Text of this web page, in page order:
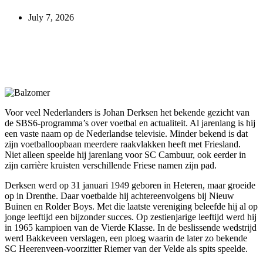
July 7, 2026
Voor veel Nederlanders is Johan Derksen het bekende gezicht van
de SBS6-programma’s over voetbal en actualiteit. Al jarenlang is hij
een vaste naam op de Nederlandse televisie. Minder bekend is dat
zijn voetballoopbaan meerdere raakvlakken heeft met Friesland.
Niet alleen speelde hij jarenlang voor SC Cambuur, ook eerder in
zijn carrière kruisten verschillende Friese namen zijn pad.
Derksen werd op 31 januari 1949 geboren in Heteren, maar groeide
op in Drenthe. Daar voetbalde hij achtereenvolgens bij Nieuw
Buinen en Rolder Boys. Met die laatste vereniging beleefde hij al op
jonge leeftijd een bijzonder succes. Op zestienjarige leeftijd werd hij
in 1965 kampioen van de Vierde Klasse. In de beslissende wedstrijd
werd Bakkeveen verslagen, een ploeg waarin de later zo bekende
SC Heerenveen-voorzitter Riemer van der Velde als spits speelde.